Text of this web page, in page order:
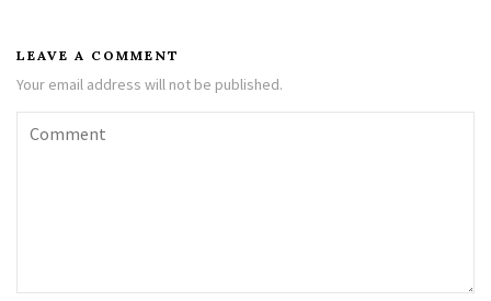
LEAVE A COMMENT
Your email address will not be published.